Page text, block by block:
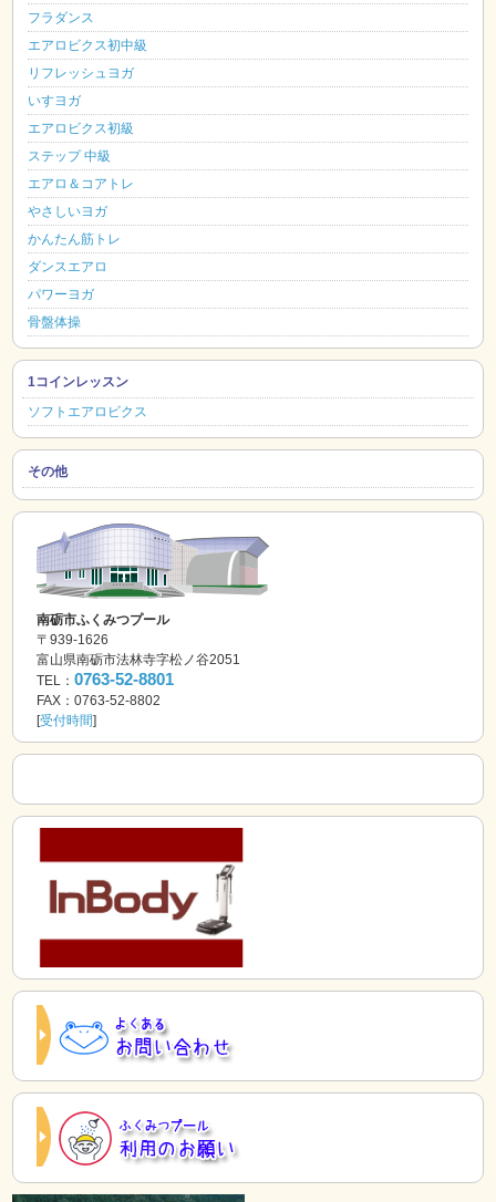
フラダンス
エアロビクス初中級
リフレッシュヨガ
いすヨガ
エアロビクス初級
ステップ 中級
エアロ＆コアトレ
やさしいヨガ
かんたん筋トレ
ダンスエアロ
パワーヨガ
骨盤体操
1コインレッスン
ソフトエアロビクス
その他
南砺市ふくみつプール
〒939-1626
富山県南砺市法林寺字松ノ谷2051
TEL：0763-52-8801
FAX：0763-52-8802
[受付時間]